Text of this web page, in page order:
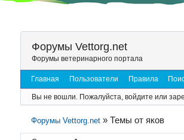
Форумы Vettorg.net
Форумы ветеринарного портала
Главная Пользователи Правила
Вы не вошли. Пожалуйста, войдите или
Форумы Vettorg.net »Темы от яков